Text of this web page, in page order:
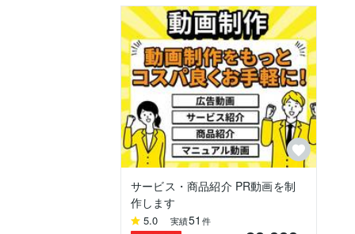
お客様に喜んでご満足いただけるよう、
▼ポートフォリオはこちらです
https://fori.io/movie-pf
サービス・商品紹介 PR動画を制
作します
5.0 実績51 件